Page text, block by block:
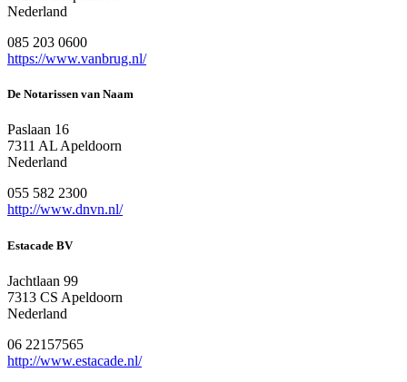
Nederland
085 203 0600
https://www.vanbrug.nl/
De Notarissen van Naam
Paslaan 16
7311 AL Apeldoorn
Nederland
055 582 2300
http://www.dnvn.nl/
Estacade BV
Jachtlaan 99
7313 CS Apeldoorn
Nederland
06 22157565
http://www.estacade.nl/